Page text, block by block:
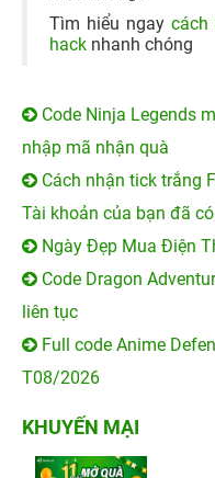
Tìm hiểu ngay cách
hack nhanh chóng
Code Ninja Legends
nhập mã nhận quà
Cách nhận tick trắng
Tài khoản của bạn đã
Ngày Đẹp Mua Điện
Code Dragon
liên tục
Full code Anime
T08/2026
KHUYẾN MẠI